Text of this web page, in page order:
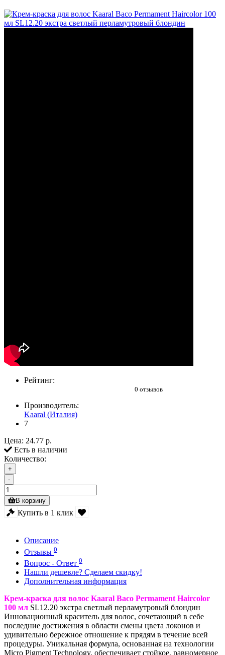
Рейтинг:
0 отзывов
Производитель:
Kaaral (Италия)
7
Цена: 24.77 р.
Есть в наличии
Количество:
+
-
В корзину
Купить в 1 клик
Описание
Отзывы 0
Вопрос - Ответ 0
Нашли дешевле? Сделаем скидку!
Дополнительная информация
Крем-краска для волос Kaaral Baco Permament Haircolor
100 мл SL12.20 экстра светлый перламутровый блондин
Инновационный краситель для волос, сочетающий в себе
последние достижения в области смены цвета локонов и
удивительно бережное отношение к прядям в течение всей
процедуры. Уникальная формула, основанная на технологии
Micro Pigment Technology, обеспечивает стойкое, равномерное